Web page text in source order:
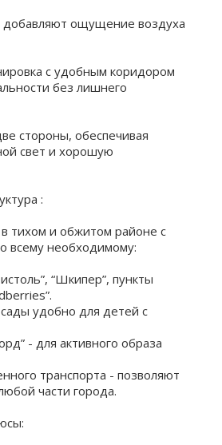
добавляют ощущение воздуха
с удобным коридором
без лишнего
стороны, обеспечивая
свет и хорошую
:
тихом и обжитом районе с
всему необходимому:
“Шкипер”, пункты
удобно для детей с
- для активного образа
транспорта - позволяют
части города.